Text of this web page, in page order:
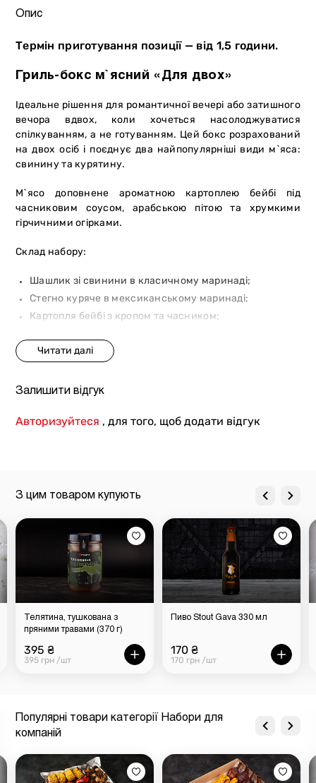
Опис
Термін приготування позиції — від 1,5 години.
Гриль-бокс м`ясний «Для двох»
Ідеальне рішення для романтичної вечері або затишного
вечора вдвох, коли хочеться насолоджуватися
спілкуванням, а не готуванням. Цей бокс розрахований
на двох осіб і поєднує два найпопулярніші види м`яса:
свинину та курятину.
М`ясо доповнене ароматною картоплею бейбі під
часниковим соусом, арабською пітою та хрумкими
гірчичними огірками.
Склад набору:
Шашлик зі свинини в класичному маринаді;
Стегно куряче в мексиканському маринаді;
Картопля бейбі з кропом та часником;
Соуси До шашлику та Аджика.
(м`ясо, картопля бейбі, набір соленостей / соуси).
Набір розраховано на 1-2 осіб.
Залишити відгук
Авторизуйтеся , для того, щоб додати відгук
З цим товаром купують
Телятина, тушкована з
пряними травами (370 г)
395 ₴
395 грн /шт
Пиво Stout Gava 330 мл
170 ₴
170 грн /шт
Популярні товари категорії Набори для
компаній